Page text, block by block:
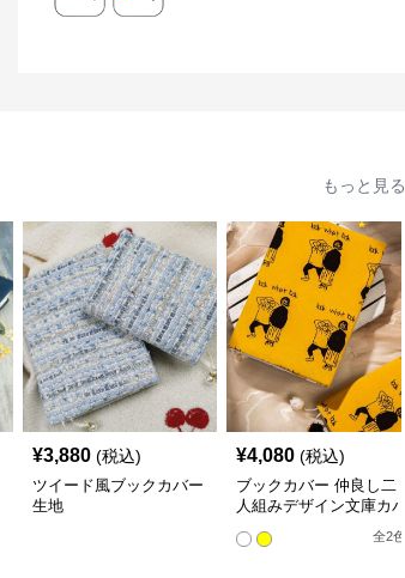
もっと見る
¥3,880 (税込)
ツイード風ブックカバー
生地
¥4,080 (税込)
ブックカバー 仲良し二
人組みデザイン文庫カバ
全2色